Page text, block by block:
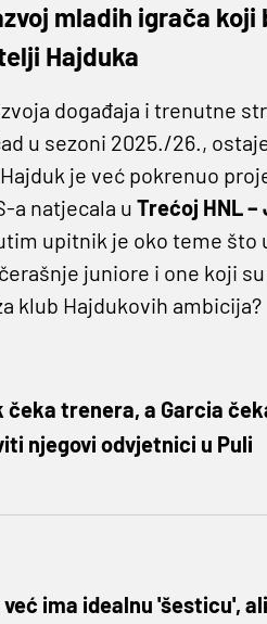
mladih igrača
Hajduka
događaja i trenutne
u sezoni 2025./26.,
je već pokrenuo
a natjecala u Trećoj HNL–
upitnik je oko teme
juniore i one koji
klub Hajdukovih ambicija?
čeka trenera, a Garcia
njegovi odvjetnici u Puli
već ima idealnu 'šesticu',